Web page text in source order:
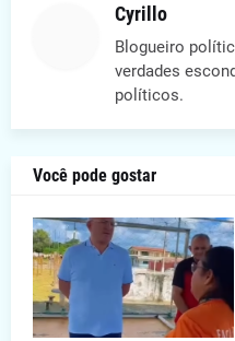
Cyrillo
Blogueiro
verdades
políticos.
Você pode gostar